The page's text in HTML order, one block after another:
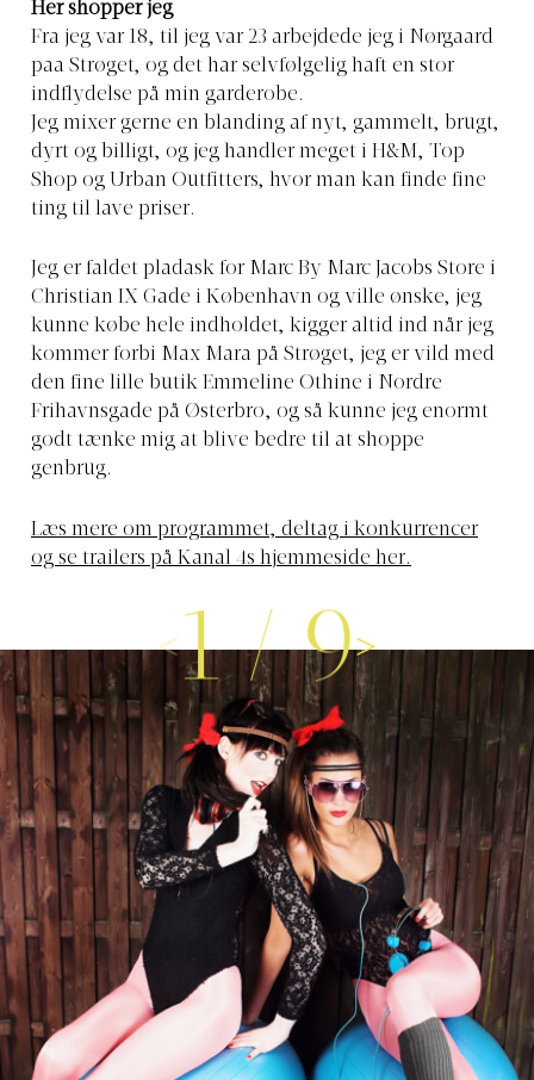
Her shopper jeg
Fra jeg var 18, til jeg var 23 arbejdede jeg i Nørgaard
paa Strøget, og det har selvfølgelig haft en stor
indflydelse på min garderobe.
Jeg mixer gerne en blanding af nyt, gammelt, brugt,
dyrt og billigt, og jeg handler meget i H&M, Top
Shop og Urban Outfitters, hvor man kan finde fine
ting til lave priser.
Jeg er faldet pladask for Marc By Marc Jacobs Store i
Christian IX Gade i København og ville ønske, jeg
kunne købe hele indholdet, kigger altid ind når jeg
kommer forbi Max Mara på Strøget, jeg er vild med
den fine lille butik Emmeline Othine i Nordre
Frihavnsgade på Østerbro, og så kunne jeg enormt
godt tænke mig at blive bedre til at shoppe
genbrug.
Læs mere om programmet, deltag i konkurrencer
og se trailers på Kanal 4s hjemmeside her.
1/9